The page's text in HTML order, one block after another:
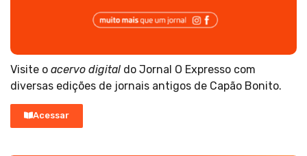
Visite o acervo digital do Jornal O Expresso com
diversas edições de jornais antigos de Capão Bonito.
Acessar